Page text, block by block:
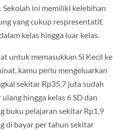
Sekolah ini memiliki kelebihan
yang cukup respresentatif,
kelas hingga luar kelas.
untuk memasukkan Si Kecil ke
kamu perlu mengeluarkan
sekitar Rp35,7 juta sudah
hingga kelas 6 SD dan
buku pelajaran sekitar Rp1,9
di bayar per tahun sekitar